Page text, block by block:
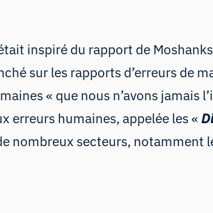
inspiré du rapport de
sur les rapports d’erreurs de
« que nous n’avons jamais
erreurs humaines, appelée les «
nombreux secteurs,